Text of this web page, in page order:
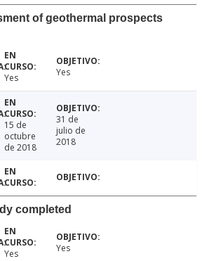
of geothermal prospects
Yes Yes
15 de
octubre
de 2018
31 de
julio de
2018
completed
Yes Yes